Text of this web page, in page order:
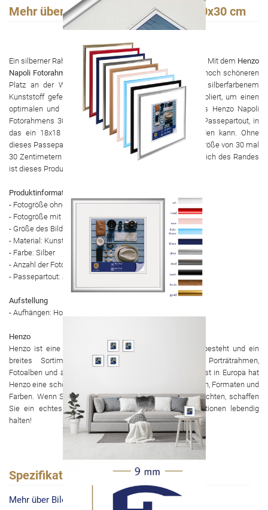
Mehr über Bilderrahmen - Napoli - 30x30 cm
Ein silberner Rahmen schafft eine besondere Atmosphäre. Mit dem Henzo
Napoli Fotorahmen 30x30 cm silberkann ein Foto einen noch schöneren
Platz an der Wand bekommen. Der Rahmen ist aus silberfarbenem
Kunststoff gefertigt und das Glas ist gewaschen und poliert, um einen
optimalen und klaren Effekt zu erzielen. Im Inneren des Henzo Napoli
Fotorahmens 30x30 Zentimeter silber befindet sich ein Passepartout, in
das ein 18x18 Zentimeter großes Foto eingefügt werden kann. Ohne
dieses Passepartout kann ein Bild mit einer maximalen Größe von 30 mal
30 Zentimetern an die Wand gehängt werden. Einschließlich des Randes
ist dieses Produkt 32 mal 32 Zentimeter groß.
Produktinformation
- Fotogröße ohne Passepartout: 30x30 cm
- Fotogröße mit Passepartout: 18x18 cm
- Größe des Bilderrahmens außen: 32x32x1,7 cm
- Material: Kunststoff
- Farbe: Silber
- Anzahl der Fotos: 1
- Passepartout: Ja
Aufstellung
- Aufhängen: Horizontal und vertikal
Henzo
Henzo ist eine rein holländische Marke, die seit 1958 besteht und ein
breites Sortiment an luxuriösen Wechselrahmen, Porträtrahmen,
Fotoalben und ähnlichen Produkten anbietet. Als Spezialist in Europa hat
Henzo eine schöne Kollektion in verschiedenen Wohnstilen, Formaten und
Farben. Wenn Sie Ihr Zuhause mit Henzo-Produkten einrichten, schaffen
Sie ein echtes Gefühl von Zuhause. Henzo. Die Emotionen lebendig
halten!
Spezifikationen
Mehr über Bilderrahmen - Napoli - 30x30 cm